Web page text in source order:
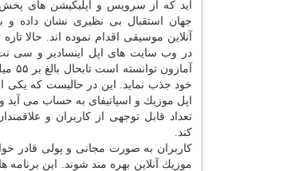
آید كه از سرویس و اپلیكیشن های پخش
جهان استقبال بی نظیری نشان داده و
آنلاین موسیقی اقدام نموده اند. حالا
در وب سایت های اپل اینسادیر و سی
خود جذب نماید. این در حالیست كه یكی
اپل موزیك و اسپاتیفای به حساب می
تعداد قابل توجهی از كاربران و
كند.
كاربران به صورت مجانی و پولی قادر
موزیك آنلاین بهره مند شوند. این برنامه